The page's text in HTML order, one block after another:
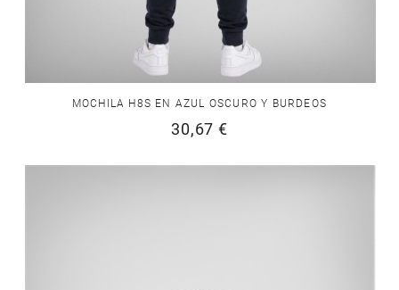
MOCHILA H8S EN AZUL OSCURO Y BURDEOS
30,67 €